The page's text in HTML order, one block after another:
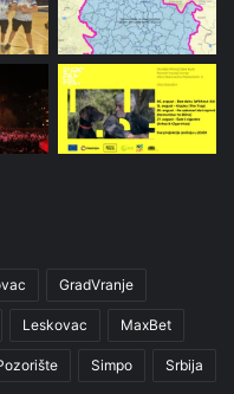
GradVranje
Leskovac MaxBet
Simpo Srbija